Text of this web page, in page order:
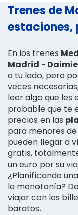
Trenes de
estaciones,
En los trenes
Madrid -
a tu lado, pero
veces
leer algo que les
probable que te
precios en las
para menores de
pueden llegar a
gratis,
un euro por su
¿Planificando
la monotonía?
viajar con los
baratos.